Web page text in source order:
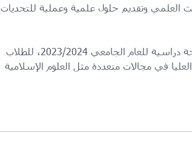
العلمي وتقديم حلول علمية وعملية للتحديات
والجدير بالذكر أن الإدارة العامة للأوقاف وكلية الدراسات الإسلامية قد خصصتا 43 منحة دراسية للعام الجامعي 2023/2024، للطلاب
في مجالات متعددة مثل العلوم الإسلامية